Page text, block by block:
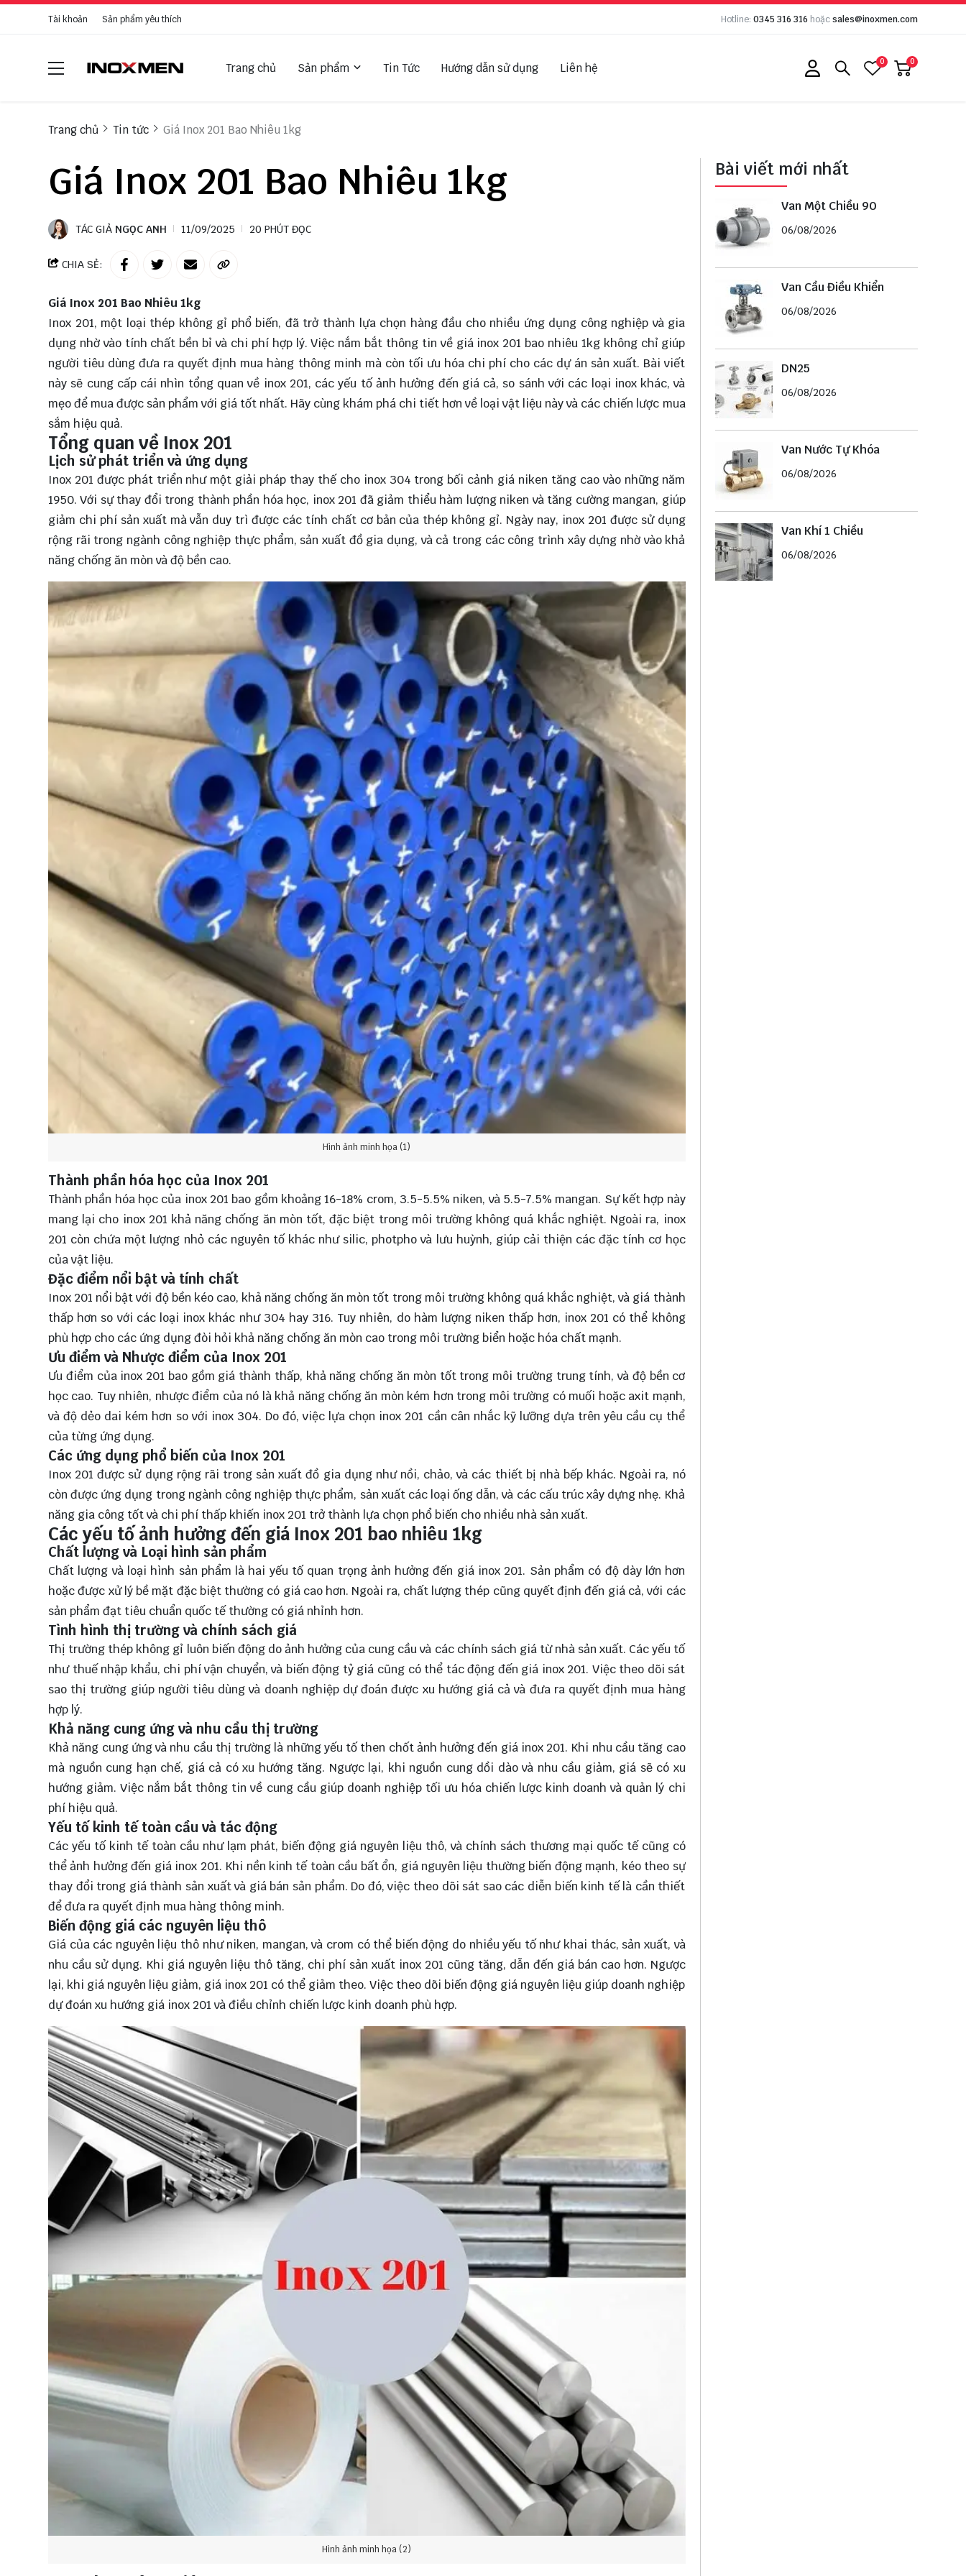
Tài khoản Sản phẩm yêu thích Hotline: 0345 316 316 hoặcsales@inoxmen.com
Trang chủ Sản phẩm Tin Tức Hướng dẫn sử dụng Liên hệ 0 0
Trang chủ Tin tức Giá Inox 201 Bao Nhiêu 1kg
Giá Inox 201 Bao Nhiêu 1kg
TÁC GIẢ NGỌC ANH 11/09/2025 20 PHÚT ĐỌC
CHIA SẺ:
Giá Inox 201 Bao Nhiêu 1kg
Inox 201, một loại thép không gỉ phổ biến, đã trở thành lựa chọn hàng đầu cho nhiều ứng dụng công nghiệp và gia
dụng nhờ vào tính chất bền bỉ và chi phí hợp lý. Việc nắm bắt thông tin về giá inox 201 bao nhiêu 1kg không chỉ giúp
người tiêu dùng đưa ra quyết định mua hàng thông minh mà còn tối ưu hóa chi phí cho các dự án sản xuất. Bài viết
này sẽ cung cấp cái nhìn tổng quan về inox 201, các yếu tố ảnh hưởng đến giá cả, so sánh với các loại inox khác, và
mẹo để mua được sản phẩm với giá tốt nhất. Hãy cùng khám phá chi tiết hơn về loại vật liệu này và các chiến lược mua
sắm hiệu quả.
Tổng quan về Inox 201
Lịch sử phát triển và ứng dụng
Inox 201 được phát triển như một giải pháp thay thế cho inox 304 trong bối cảnh giá niken tăng cao vào những năm
1950. Với sự thay đổi trong thành phần hóa học, inox 201 đã giảm thiểu hàm lượng niken và tăng cường mangan, giúp
giảm chi phí sản xuất mà vẫn duy trì được các tính chất cơ bản của thép không gỉ. Ngày nay, inox 201 được sử dụng
rộng rãi trong ngành công nghiệp thực phẩm, sản xuất đồ gia dụng, và cả trong các công trình xây dựng nhờ vào khả
năng chống ăn mòn và độ bền cao.
Hình ảnh minh họa (1)
Thành phần hóa học của Inox 201
Thành phần hóa học của inox 201 bao gồm khoảng 16-18% crom, 3.5-5.5% niken, và 5.5-7.5% mangan. Sự kết hợp này
mang lại cho inox 201 khả năng chống ăn mòn tốt, đặc biệt trong môi trường không quá khắc nghiệt. Ngoài ra, inox
201 còn chứa một lượng nhỏ các nguyên tố khác như silic, photpho và lưu huỳnh, giúp cải thiện các đặc tính cơ học
của vật liệu.
Đặc điểm nổi bật và tính chất
Inox 201 nổi bật với độ bền kéo cao, khả năng chống ăn mòn tốt trong môi trường không quá khắc nghiệt, và giá thành
thấp hơn so với các loại inox khác như 304 hay 316. Tuy nhiên, do hàm lượng niken thấp hơn, inox 201 có thể không
phù hợp cho các ứng dụng đòi hỏi khả năng chống ăn mòn cao trong môi trường biển hoặc hóa chất mạnh.
Ưu điểm và Nhược điểm của Inox 201
Ưu điểm của inox 201 bao gồm giá thành thấp, khả năng chống ăn mòn tốt trong môi trường trung tính, và độ bền cơ
học cao. Tuy nhiên, nhược điểm của nó là khả năng chống ăn mòn kém hơn trong môi trường có muối hoặc axit mạnh,
và độ dẻo dai kém hơn so với inox 304. Do đó, việc lựa chọn inox 201 cần cân nhắc kỹ lưỡng dựa trên yêu cầu cụ thể
của từng ứng dụng.
Các ứng dụng phổ biến của Inox 201
Inox 201 được sử dụng rộng rãi trong sản xuất đồ gia dụng như nồi, chảo, và các thiết bị nhà bếp khác. Ngoài ra, nó
còn được ứng dụng trong ngành công nghiệp thực phẩm, sản xuất các loại ống dẫn, và các cấu trúc xây dựng nhẹ. Khả
năng gia công tốt và chi phí thấp khiến inox 201 trở thành lựa chọn phổ biến cho nhiều nhà sản xuất.
Các yếu tố ảnh hưởng đến giá Inox 201 bao nhiêu 1kg
Chất lượng và Loại hình sản phẩm
Chất lượng và loại hình sản phẩm là hai yếu tố quan trọng ảnh hưởng đến giá inox 201. Sản phẩm có độ dày lớn hơn
hoặc được xử lý bề mặt đặc biệt thường có giá cao hơn. Ngoài ra, chất lượng thép cũng quyết định đến giá cả, với các
sản phẩm đạt tiêu chuẩn quốc tế thường có giá nhỉnh hơn.
Tình hình thị trường và chính sách giá
Thị trường thép không gỉ luôn biến động do ảnh hưởng của cung cầu và các chính sách giá từ nhà sản xuất. Các yếu tố
như thuế nhập khẩu, chi phí vận chuyển, và biến động tỷ giá cũng có thể tác động đến giá inox 201. Việc theo dõi sát
sao thị trường giúp người tiêu dùng và doanh nghiệp dự đoán được xu hướng giá cả và đưa ra quyết định mua hàng
hợp lý.
Khả năng cung ứng và nhu cầu thị trường
Khả năng cung ứng và nhu cầu thị trường là những yếu tố then chốt ảnh hưởng đến giá inox 201. Khi nhu cầu tăng cao
mà nguồn cung hạn chế, giá cả có xu hướng tăng. Ngược lại, khi nguồn cung dồi dào và nhu cầu giảm, giá sẽ có xu
hướng giảm. Việc nắm bắt thông tin về cung cầu giúp doanh nghiệp tối ưu hóa chiến lược kinh doanh và quản lý chi
phí hiệu quả.
Yếu tố kinh tế toàn cầu và tác động
Các yếu tố kinh tế toàn cầu như lạm phát, biến động giá nguyên liệu thô, và chính sách thương mại quốc tế cũng có
thể ảnh hưởng đến giá inox 201. Khi nền kinh tế toàn cầu bất ổn, giá nguyên liệu thường biến động mạnh, kéo theo sự
thay đổi trong giá thành sản xuất và giá bán sản phẩm. Do đó, việc theo dõi sát sao các diễn biến kinh tế là cần thiết
để đưa ra quyết định mua hàng thông minh.
Biến động giá các nguyên liệu thô
Giá của các nguyên liệu thô như niken, mangan, và crom có thể biến động do nhiều yếu tố như khai thác, sản xuất, và
nhu cầu sử dụng. Khi giá nguyên liệu thô tăng, chi phí sản xuất inox 201 cũng tăng, dẫn đến giá bán cao hơn. Ngược
lại, khi giá nguyên liệu giảm, giá inox 201 có thể giảm theo. Việc theo dõi biến động giá nguyên liệu giúp doanh nghiệp
dự đoán xu hướng giá inox 201 và điều chỉnh chiến lược kinh doanh phù hợp.
Hình ảnh minh họa (2)
Bài viết mới nhất
Van Một Chiều 90
06/08/2026
Van Cầu Điều Khiển
06/08/2026
DN25
06/08/2026
Van Nước Tự Khóa
06/08/2026
Van Khí 1 Chiều
06/08/2026